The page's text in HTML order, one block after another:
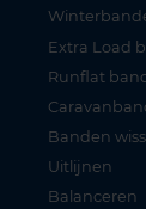
Extra Load
Runflat
Banden
Uitlijnen
Balanceren